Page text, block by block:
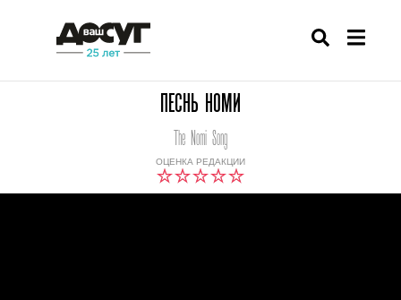
ПЕСНЬ НОМИ
ОЦЕНКА РЕДАКЦИИ
The Nomi Song